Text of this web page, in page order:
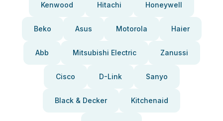
Kenwood Hitachi Honeywell
Beko Asus Motorola Haier
Abb Mitsubishi Electric Zanussi
Cisco D-Link Sanyo
Black & Decker Kitchenaid